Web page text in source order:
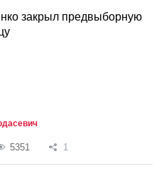
закрыл предвыборную
5351 1